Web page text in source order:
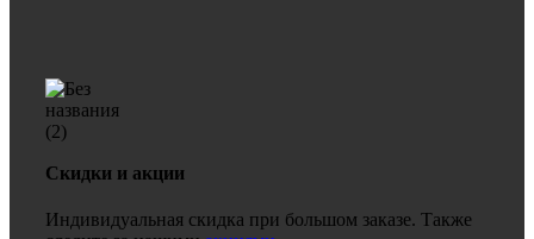
Скидки и акции
Индивидуальная скидка при большом заказе. Также